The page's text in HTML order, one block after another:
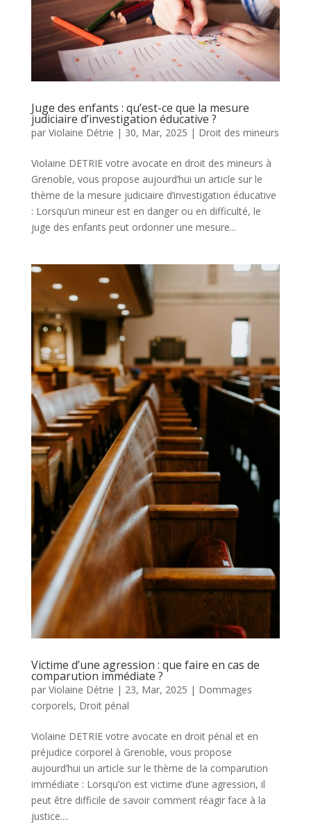
Juge des enfants : qu’est-ce que la mesure
judiciaire d’investigation éducative ?
par Violaine Détrie | 30, Mar, 2025 | Droit des mineurs
Violaine DETRIE votre avocate en droit des mineurs à
Grenoble, vous propose aujourd’hui un article sur le
thème de la mesure judiciaire d’investigation éducative
: Lorsqu’un mineur est en danger ou en difficulté, le
juge des enfants peut ordonner une mesure...
Victime d’une agression : que faire en cas de
comparution immédiate ?
par Violaine Détrie | 23, Mar, 2025 | Dommages
corporels, Droit pénal
Violaine DETRIE votre avocate en droit pénal et en
préjudice corporel à Grenoble, vous propose
aujourd’hui un article sur le thème de la comparution
immédiate : Lorsqu’on est victime d’une agression, il
peut être difficile de savoir comment réagir face à la
justice....